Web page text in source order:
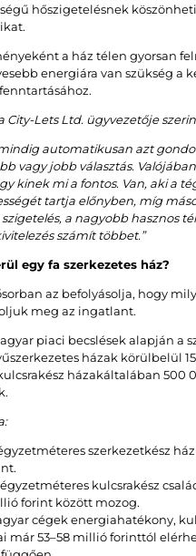
hőszigetelésnek
a ház télen gyorsan
energiára van szükség a
City-Lets Ltd. ügyvezetője
automatikusan azt
vagy jobb választás.
kinek mi a fontos. Van, aki a
tartja előnyben, míg
a nagyobb hasznos
számít többet.”
egy fa szerkezetes ház?
az befolyásolja, hogy
meg az ingatlant.
piaci becslések alapján a
házak körülbelül
házakáltalában 500
szerkezetkész
kulcsrakész
forint között mozog.
cégek energiahatékony,
már 53–58 millió forinttól